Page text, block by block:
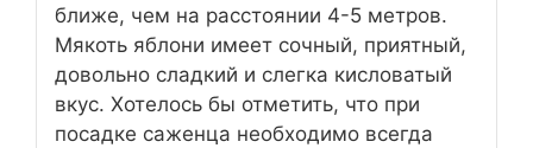
ближе, чем на расстоянии 4-5 метров.
Мякоть яблони имеет сочный, приятный,
довольно сладкий и слегка кисловатый
вкус. Хотелось бы отметить, что при
посадке саженца необходимо всегда